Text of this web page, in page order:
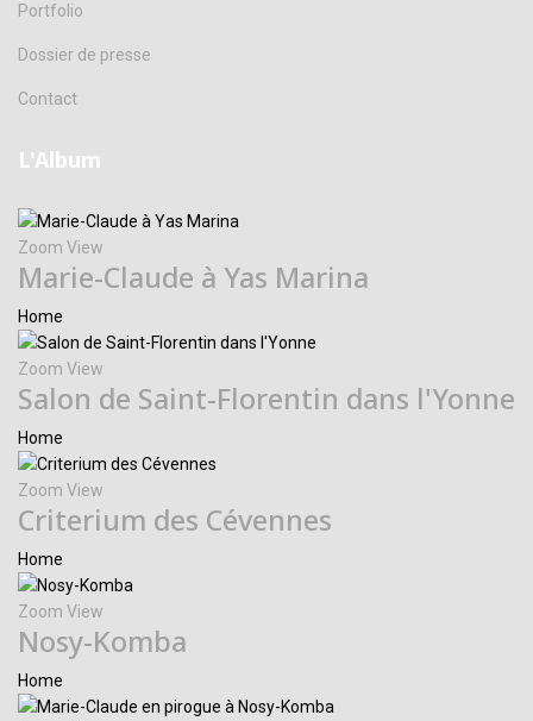
Portfolio
Dossier de presse
Contact
L'Album
Zoom View
Marie-Claude à Yas Marina
Home
Zoom View
Salon de Saint-Florentin dans l'Yonne
Home
Zoom View
Criterium des Cévennes
Home
Zoom View
Nosy-Komba
Home